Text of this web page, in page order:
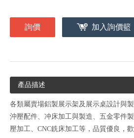
詢價 加入詢價籃
產品描述
各類屬賣場鋁製展示架及展示桌設計與
沖壓配件、冲床加工與製造、五金零件
壓加工、CNC銑床加工等，品質優良，歡